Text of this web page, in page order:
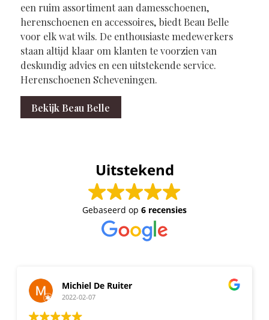
een ruim assortiment aan damesschoenen,
herenschoenen en accessoires, biedt Beau Belle
voor elk wat wils. De enthousiaste medewerkers
staan altijd klaar om klanten te voorzien van
deskundig advies en een uitstekende service.
Herenschoenen Scheveningen.
Bekijk Beau Belle
Uitstekend
Gebaseerd op 6 recensies
Michiel De Ruiter
2022-02-07